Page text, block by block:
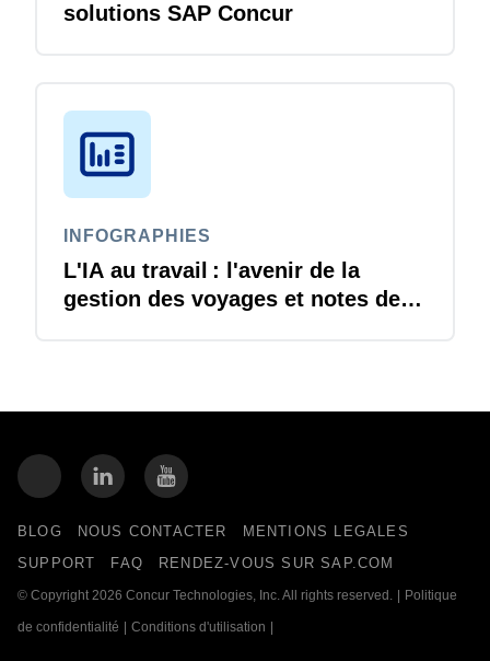
solutions SAP Concur
INFOGRAPHIES
L'IA au travail : l'avenir de la
gestion des voyages et notes de
BLOG NOUS CONTACTER
MENTIONS LEGALES
SUPPORT
FAQ RENDEZ-VOUS SUR SAP.COM
© Copyright 2026 Concur Technologies, Inc. All rights reserved. Politique
de confidentialité Conditions d'utilisation